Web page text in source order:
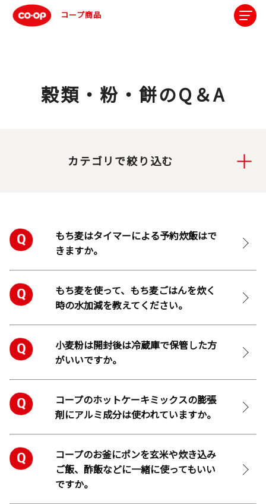
コープ商品
穀類・粉・餅のQ＆A
カテゴリで絞り込む
もち麦はタイマーによる予約炊飯はで
きますか。
もち麦を使って、もち麦ごはんを炊く
時の水加減を教えてください。
小麦粉は開封後は冷蔵庫で保管した方
がいいですか。
コープのホットケーキミックスの膨張
剤にアルミ成分は使われていますか。
コープのお釜にポンを玄米や炊き込み
ご飯、酢飯などに一緒に使ってもいい
ですか。